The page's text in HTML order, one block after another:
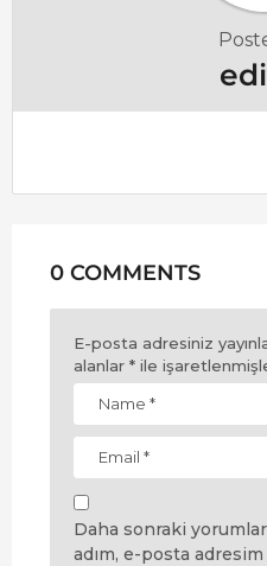
0 COMMENTS
E-posta adresiniz
alanlar * ile
Daha sonraki
adım, e-posta